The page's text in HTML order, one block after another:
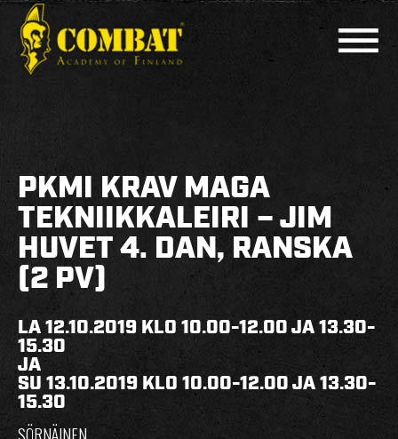
AJANKOHTAISTA
LAJIT
PERUSKURSSIT
KOULUTTAJAT
HARJOITUSAJAT
HARJOITUSMAKSUT
PKMI KRAV MAGA
TEKNIIKKALEIRI – JIM
HUVET 4. DAN, RANSKA
(2 PV)
LA 12.10.2019 KLO 10.00-12.00 JA 13.30-
15.30
JA
SU 13.10.2019 KLO 10.00-12.00 JA 13.30-
15.30
SÖRNÄINEN